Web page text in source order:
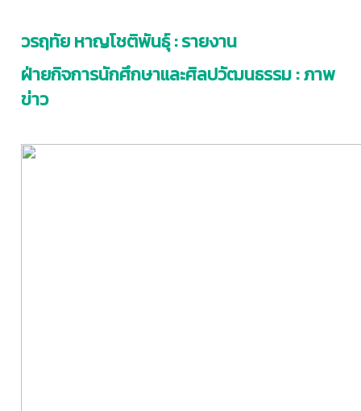
วรฤทัย หาญโชติพันธุ์ : รายงาน
ฝ่ายกิจการนักศึกษาและศิลปวัฒนธรรม : ภาพ
ข่าว